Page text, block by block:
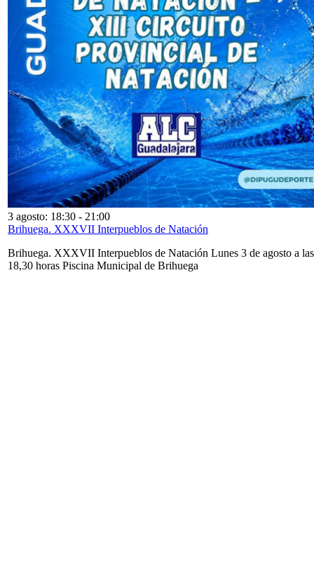
3 agosto: 18:30 - 21:00
Brihuega. XXXVII Interpueblos de Natación
Brihuega. XXXVII Interpueblos de Natación Lunes 3 de agosto a las
18,30 horas Piscina Municipal de Brihuega